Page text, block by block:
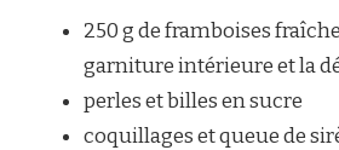
250 g de framboises
garniture intérieure et la
perles et billes en sucre
coquillages et queue de